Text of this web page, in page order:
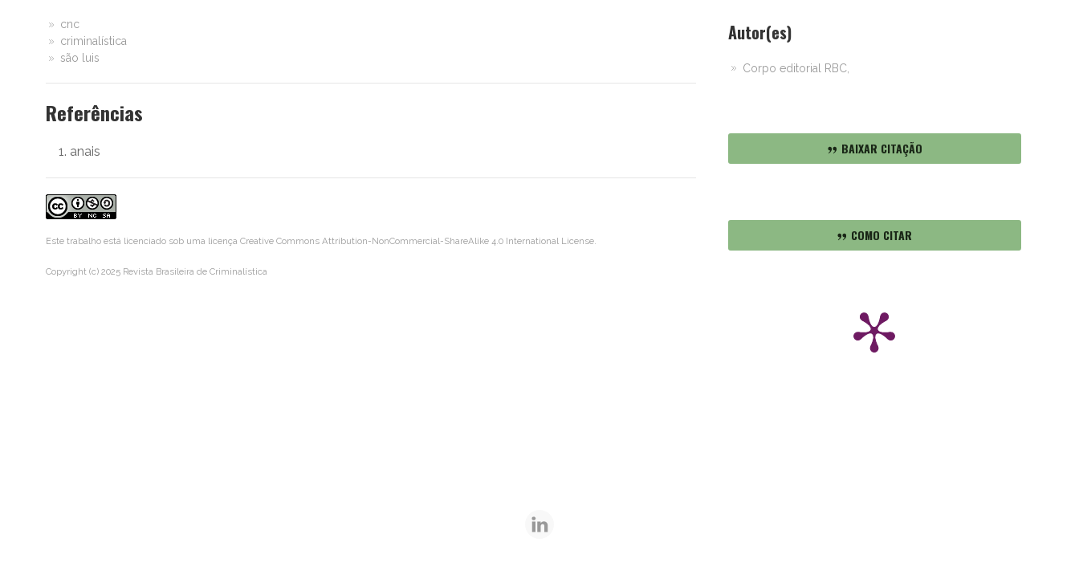
cnc
criminalística
são luis
Referências
anais
Este trabalho está licenciado sob uma licença Creative Commons Attribution-NonCommercial-ShareAlike 4.0 International License.
Copyright (c) 2025 Revista Brasileira de Criminalística
Autor(es)
Corpo editorial RBC,
BAIXAR CITAÇÃO
COMO CITAR